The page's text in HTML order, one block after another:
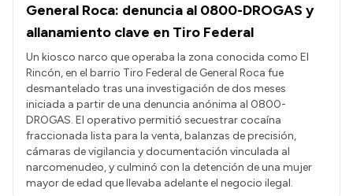
General Roca: denuncia al 0800-DROGAS y
allanamiento clave en Tiro Federal
Un kiosco narco que operaba la zona conocida como El
Rincón, en el barrio Tiro Federal de General Roca fue
desmantelado tras una investigación de dos meses
iniciada a partir de una denuncia anónima al 0800-
DROGAS. El operativo permitió secuestrar cocaína
fraccionada lista para la venta, balanzas de precisión,
cámaras de vigilancia y documentación vinculada al
narcomenudeo, y culminó con la detención de una mujer
mayor de edad que llevaba adelante el negocio ilegal.